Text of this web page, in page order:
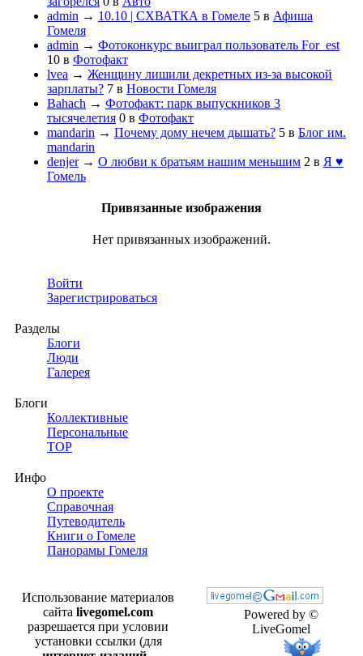
admin → 10.10 | СХВАТКА в Гомеле 5 в Афиша
Гомеля
admin → Фотоконкурс выиграл пользователь For_est
10 в Фотофакт
lvea → Женщину лишили декретных из-за высокой
зарплаты? 7 в Новости Гомеля
Bahach → Фотофакт: парк выпускников 3
тысячелетия 0 в Фотофакт
mandarin → Почему дому нечем дышать? 5 в Блог им.
mandarin
denjer→ О любви к братьям нашим меньшим 2 в Я ♥
Гомель
Привязанные изображения
Нет привязанных изображений.
Войти
Зарегистрироваться
Разделы
Блоги
Люди
Галерея
Блоги
Коллективные
Персональные
TOP
Инфо
О проекте
Справочная
Путеводитель
Книги о Гомеле
Панорамы Гомеля
Powered by ©
LiveGomel
Использование материалов
сайта livegomel.com
разрешается при условии
установки ссылки (для